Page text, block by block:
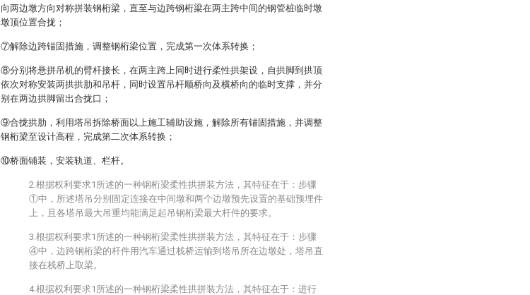
向两边墩方向对称拼装钢桁梁，直至与边跨钢桁梁在两主跨中间的钢管桩临时墩
墩顶位置合拢；
⑦解除边跨锚固措施，调整钢桁梁位置，完成第一次体系转换；
⑧分别将悬拼吊机的臂杆接长，在两主跨上同时进行柔性拱架设，自拱脚到拱顶
依次对称安装两拱拱肋和吊杆，同时设置吊杆顺桥向及横桥向的临时支撑，并分
别在两边拱脚留出合拢口；
⑨合拢拱肋，利用塔吊拆除桥面以上施工辅助设施，解除所有锚固措施，并调整
钢桁梁至设计高程，完成第二次体系转换；
⑩桥面铺装，安装轨道、栏杆。
2.根据权利要求1所述的一种钢桁梁柔性拱拼装方法，其特征在于：步骤
①中，所述塔吊分别固定连接在中间墩和两个边墩预先设置的基础预埋件
上，且各塔吊最大吊重均能满足起吊钢桁梁最大杆件的要求。
3.根据权利要求1所述的一种钢桁梁柔性拱拼装方法，其特征在于：步骤
④中，边跨钢桁梁的杆件用汽车通过栈桥运输到塔吊所在边墩处，塔吊直
接在栈桥上取梁。
4.根据权利要求1所述的一种钢桁梁柔性拱拼装方法，其特征在于：进行